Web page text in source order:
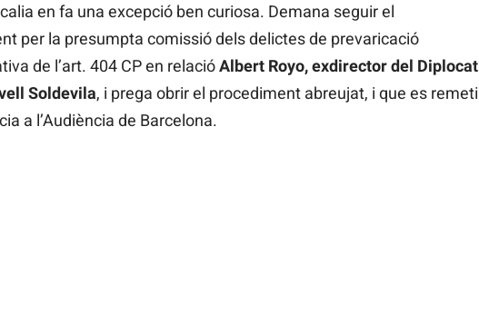
en fa una excepció ben curiosa. Demana seguir el
per la presumpta comissió dels delictes de prevaricació
de l’art. 404 CP en relacióAlbert Royo, exdirector del Diplocat
Soldevila, i prega obrir el procediment abreujat, i que es remeti
a l’Audiència de Barcelona.